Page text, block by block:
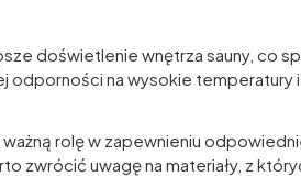
doświetlenie wnętrza sauny, co
odporności na wysokie
rolę w zapewnieniu
zwrócić uwagę na materiały, z